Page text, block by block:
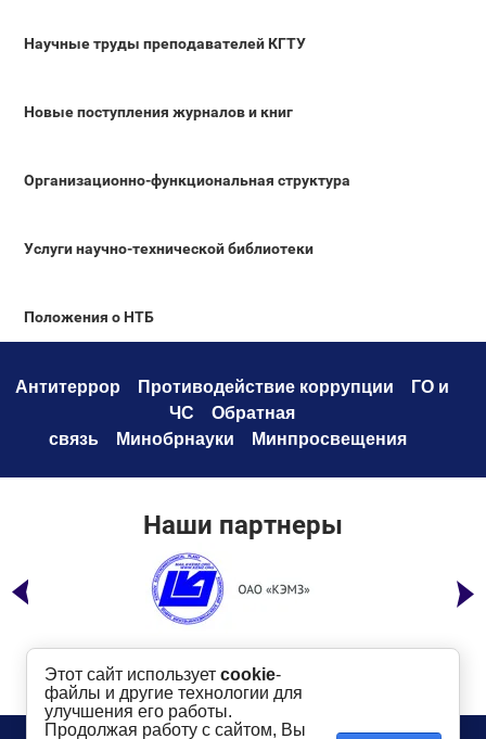
Научные труды преподавателей КГТУ
Новые поступления журналов и книг
Организационно-функциональная структура
Услуги научно-технической библиотеки
Положения о НТБ
Антитеррор Противодействие коррупции
ГО и
ЧС
Обратная
связь
Минобрнауки Минпросвещения
Наши партнеры
Телефон:8 (49232) 6-96-00 Сайт создан в:
Этот сайт использует cookie-
файлы и другие технологии для
улучшения его работы.
Продолжая работу с сайтом, Вы